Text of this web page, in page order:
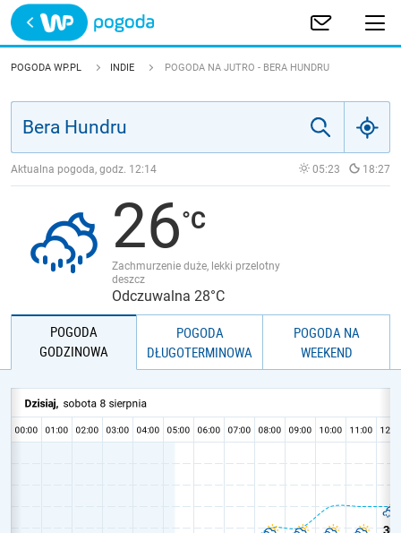
Trwa ładowanie
POLSKA
JAKOŚĆ POWIETRZA
POGODA WP.PL INDIE POGODA NA JUTRO - BERA HUNDRU
Aktualna pogoda, godz. 12:14 05:23 18:27
26
Zachmurzenie duże, lekki przelotny
deszcz
Odczuwalna 28°C
POGODA
GODZINOWA
POGODA
DŁUGOTERMINOWA
POGODA NA
WEEKEND